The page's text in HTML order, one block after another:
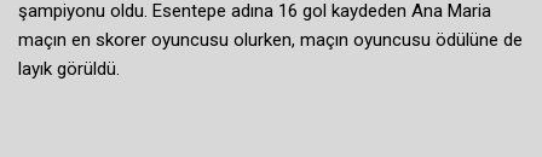
şampiyonu oldu. Esentepe adına 16 gol kaydeden Ana Maria
maçın en skorer oyuncusu olurken, maçın oyuncusu ödülüne de
layık görüldü.